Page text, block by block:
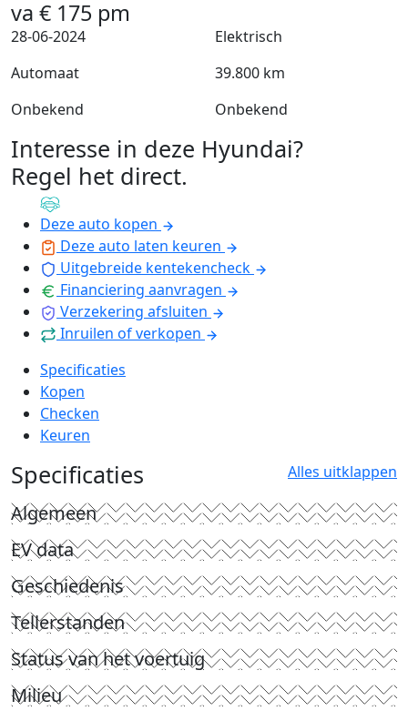
va € 175 pm
28-06-2024
Elektrisch
Automaat
39.800 km
Onbekend
Onbekend
Interesse in deze Hyundai?
Regel het direct.
Deze auto kopen
Deze auto laten keuren
Uitgebreide kentekencheck
Financiering aanvragen
Verzekering afsluiten
Inruilen of verkopen
Specificaties
Kopen
Checken
Keuren
Specificaties Alles uitklappen
Algemeen
EV data
Geschiedenis
Tellerstanden
Status van het voertuig
Milieu